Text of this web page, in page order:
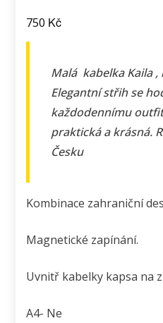
750 Kč
Malá kabelka Kaila
Elegantní střih se
každodennímu
praktická a krásná.
Česku
Kombinace zahraniční
Magnetické zapínání.
Uvnitř kabelky kapsa na
A4- Ne